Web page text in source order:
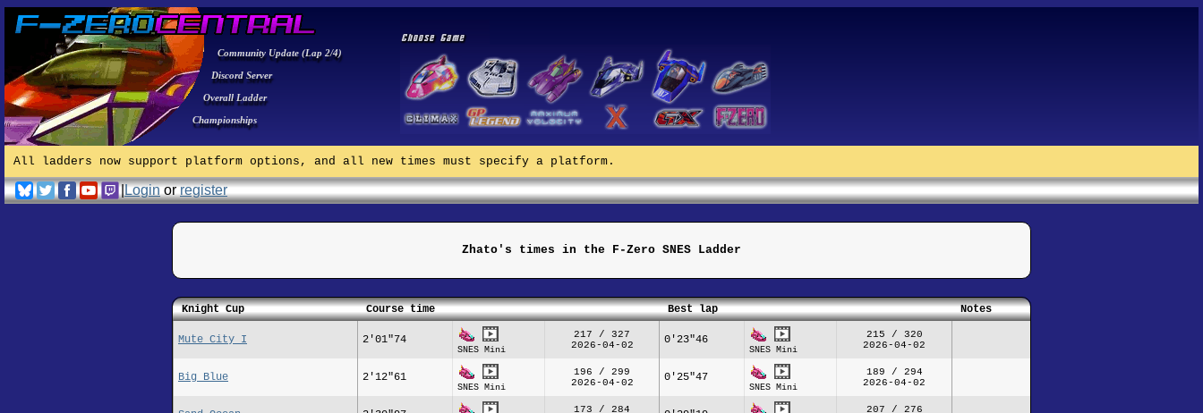
Community Update (Lap 2/4)
Discord Server
Overall Ladder
Championships
All ladders now support platform options, and all new times must specify a platform.
|Loginorregister
Zhato's times in the F-Zero SNES Ladder
Knight Cup Course time Best lap Notes
Mute City I 2'01"74
SNES Mini
217 / 327
2026-04-02
0'23"46
SNES Mini
215 / 320
2026-04-02
Big Blue 2'12"61
SNES Mini
196 / 299
2026-04-02
0'25"47
SNES Mini
189 / 294
2026-04-02
173 / 284
207 / 276